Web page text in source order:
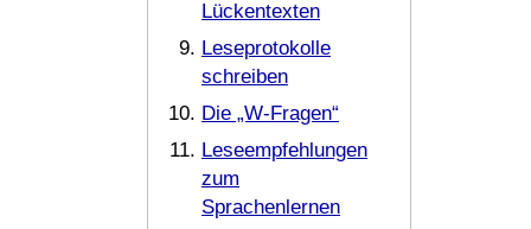
Lückentexten
Leseprotokolle
schreiben
Die „W-Fragen“
Leseempfehlungen
zum
Sprachenlernen